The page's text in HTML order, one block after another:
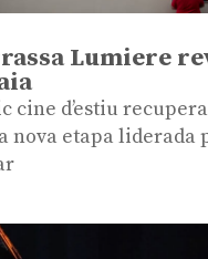
Lumiere
cine d’estiu
nova etapa liderada